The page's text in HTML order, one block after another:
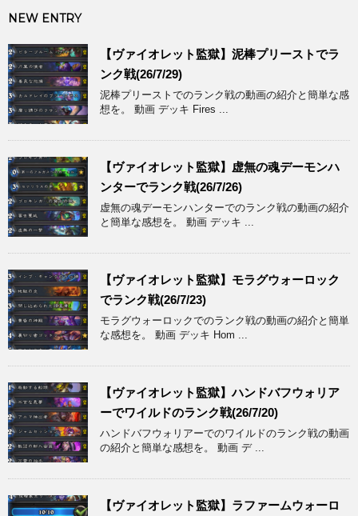
NEW ENTRY
【ヴァイオレット監獄】泥棒プリーストでラ
ンク戦(26/7/29)
泥棒プリーストでのランク戦の動画の紹介と簡単な感
想を。 動画 デッキ Fires ...
【ヴァイオレット監獄】虚無の魂デーモンハ
ンターでランク戦(26/7/26)
虚無の魂デーモンハンターでのランク戦の動画の紹介
と簡単な感想を。 動画 デッキ ...
【ヴァイオレット監獄】モラグウォーロック
でランク戦(26/7/23)
モラグウォーロックでのランク戦の動画の紹介と簡単
な感想を。 動画 デッキ Hom ...
【ヴァイオレット監獄】ハンドバフウォリア
ーでワイルドのランク戦(26/7/20)
ハンドバフウォリアーでのワイルドのランク戦の動画
の紹介と簡単な感想を。 動画 デ ...
【ヴァイオレット監獄】ラファームウォーロ